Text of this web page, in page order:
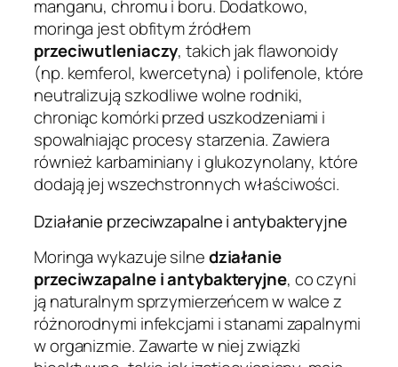
manganu, chromu i boru. Dodatkowo,
moringa jest obfitym źródłem
przeciwutleniaczy, takich jak flawonoidy
(np. kemferol, kwercetyna) i polifenole, które
neutralizują szkodliwe wolne rodniki,
chroniąc komórki przed uszkodzeniami i
spowalniając procesy starzenia. Zawiera
również karbaminiany i glukozynolany, które
dodają jej wszechstronnych właściwości.
Działanie przeciwzapalne i antybakteryjne
Moringa wykazuje silnedziałanie
przeciwzapalne i antybakteryjne, co czyni
ją naturalnym sprzymierzeńcem w walce z
różnorodnymi infekcjami i stanami zapalnymi
w organizmie. Zawarte w niej związki